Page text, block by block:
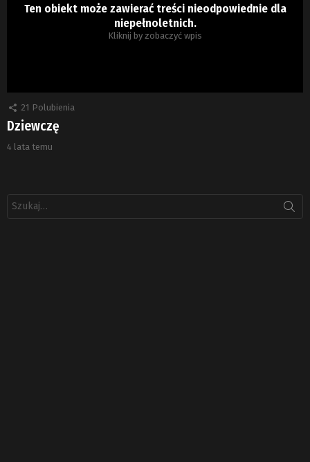
Ten obiekt może zawierać treści nieodpowiednie dla
niepełnoletnich.
Kliknij by zobaczyć wpis
21 Polubienia
Dziewczę
4 lata temu